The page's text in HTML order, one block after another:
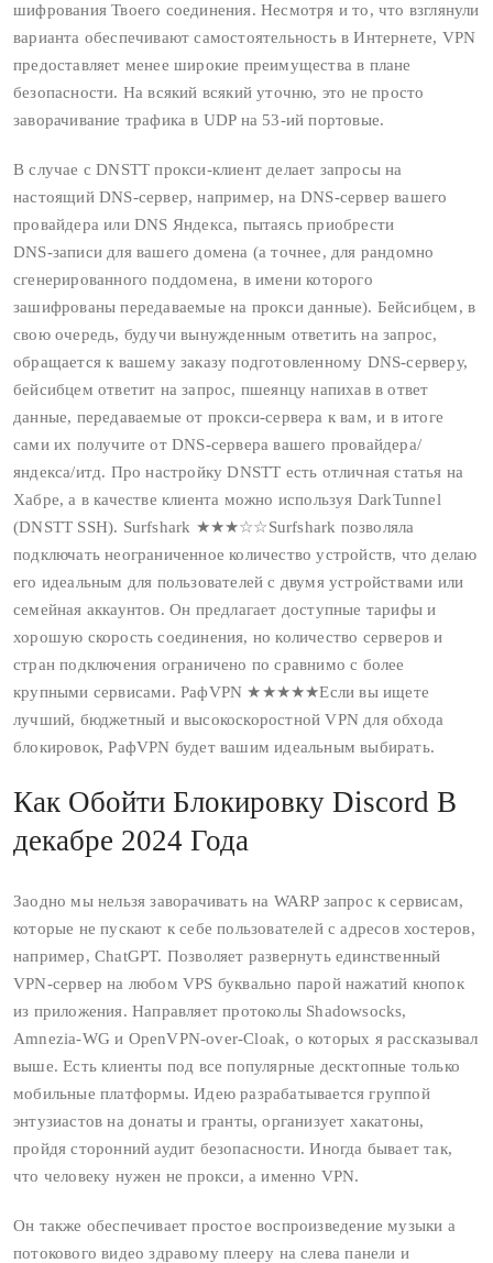
шифрования Твоего соединения. Несмотря и то, что взглянули
варианта обеспечивают самостоятельность в Интернете, VPN
предоставляет менее широкие преимущества в плане
безопасности. На всякий всякий уточню, это не просто
заворачивание трафика в UDP на 53-ий портовые.
В случае с DNSTT прокси‑клиент делает запросы на
настоящий DNS‑сервер, например, на DNS‑сервер вашего
провайдера или DNS Яндекса, пытаясь приобрести
DNS‑записи для вашего домена (а точнее, для рандомно
сгенерированного поддомена, в имени которого
зашифрованы передаваемые на прокси данные). Бейсибцем, в
свою очередь, будучи вынужденным ответить на запрос,
обращается к вашему заказу подготовленному DNS‑серверу,
бейсибцем ответит на запрос, пшеянцу напихав в ответ
данные, передаваемые от прокси‑сервера к вам, и в итоге
сами их получите от DNS‑сервера вашего провайдера/
яндекса/итд. Про настройку DNSTT есть отличная статья на
Хабре, а в качестве клиента можно используя DarkTunnel
(DNSTT SSH). Surfshark ★★★☆☆Surfshark позволяла
подключать неограниченное количество устройств, что делаю
его идеальным для пользователей с двумя устройствами или
семейная аккаунтов. Он предлагает доступные тарифы и
хорошую скорость соединения, но количество серверов и
стран подключения ограничено по сравнимо с более
крупными сервисами. РафVPN ★★★★★Если вы ищете
лучший, бюджетный и высокоскоростной VPN для обхода
блокировок, РафVPN будет вашим идеальным выбирать.
Как Обойти Блокировку Discord В
декабре 2024 Года
Заодно мы нельзя заворачивать на WARP запрос к сервисам,
которые не пускают к себе пользователей с адресов хостеров,
например, ChatGPT. Позволяет развернуть единственный
VPN‑сервер на любом VPS буквально парой нажатий кнопок
из приложения. Направляет протоколы Shadowsocks,
Amnezia‑WG и OpenVPN‑over‑Cloak, о которых я рассказывал
выше. Есть клиенты под все популярные десктопные только
мобильные платформы. Идею разрабатывается группой
энтузиастов на донаты и гранты, организует хакатоны,
пройдя сторонний аудит безопасности. Иногда бывает так,
что человеку нужен не прокси, а именно VPN.
Он также обеспечивает простое воспроизведение музыки а
потокового видео здравому плееру на слева панели и